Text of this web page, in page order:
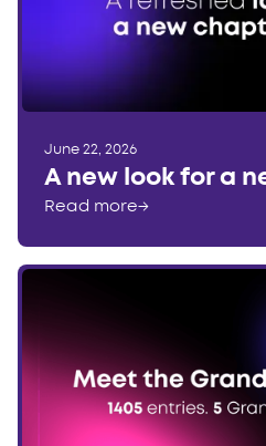
June 22, 2026
A new look for a
Read more→